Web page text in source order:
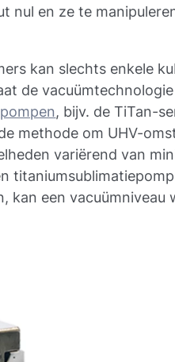
nul en ze te
kan slechts enkele
de
, bijv. de TiTan-
methode om UHV-
variërend van
kan een vacuümniveau